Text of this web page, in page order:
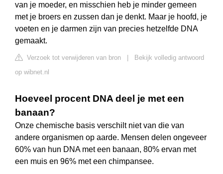
van je moeder, en misschien heb je minder gemeen
met je broers en zussen dan je denkt. Maar je hoofd, je
voeten en je darmen zijn van precies hetzelfde DNA
gemaakt.
Verzoek tot verwijderen van bron
Bekijk volledig antwoord
op wibnet.nl
Hoeveel procent DNA deel je met een
banaan?
Onze chemische basis verschilt niet van die van
andere organismen op aarde. Mensen delen ongeveer
60% van hun DNA met een banaan, 80% ervan met
een muis en 96% met een chimpansee.